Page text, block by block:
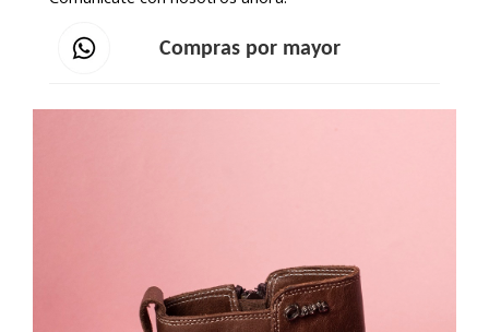
Compras por mayor